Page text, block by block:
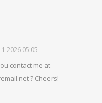
2026 05:05
contact me at
? Cheers!